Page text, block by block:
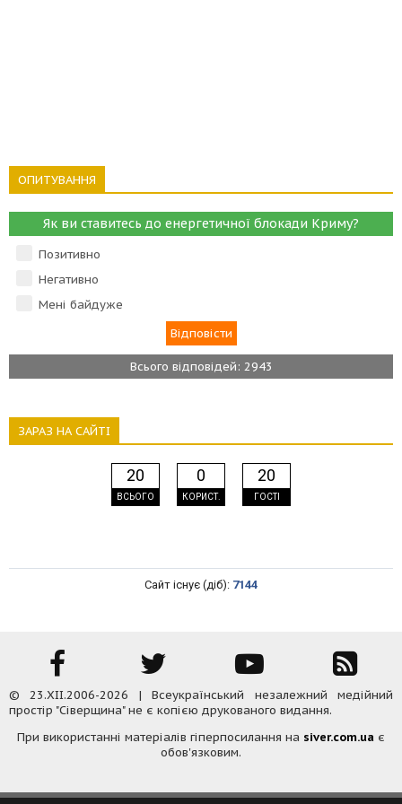
ОПИТУВАННЯ
Як ви ставитесь до енергетичної блокади Криму?
Позитивно
Негативно
Мені байдуже
Всього відповідей: 2943
ЗАРАЗ НА САЙТІ
20
ВСЬОГО
0
КОРИСТ.
20
ГОСТІ
Сайт існує (діб): 7144
© 23.XII.2006-2026 | Всеукраїнський незалежний медійний
простір "Сіверщина" не є копією друкованого видання.
При використанні матеріалів гіперпосилання на siver.com.ua є
обов'язковим.